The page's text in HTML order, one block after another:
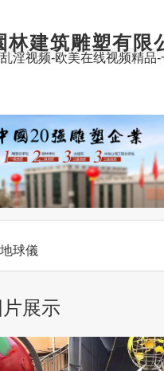
衣影片-岛国av网站-无码国
婷视频在线观看-第一色影
久久二区三-亚拍一区-草莓
淫视频-欧美在线视频精品
林建筑雕塑有限
地球儀
展示